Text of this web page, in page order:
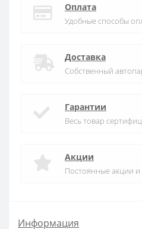
Оплата
Удобные способы
Доставка
Собственный
Гарантии
Весь товар
Акции
Постоянные акции
Информация